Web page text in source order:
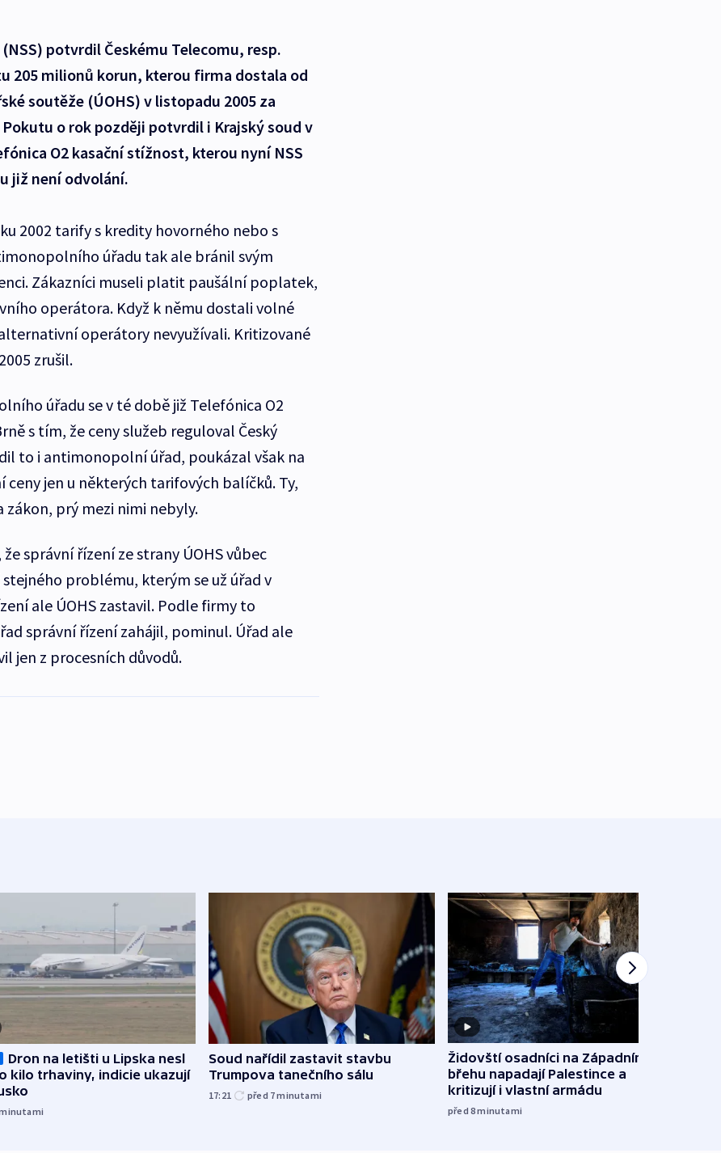
potvrdil Českému Telecomu, resp.
205 milionů korun, kterou firma dostala od
soutěže (ÚOHS) v listopadu 2005 za
o rok později potvrdil i Krajský soud v
O2 kasační stížnost, kterou nyní NSS
již není odvolání.
2002 tarify s kredity hovorného nebo s
úřadu tak ale bránil svým
Zákazníci museli platit paušální poplatek,
operátora. Když k němu dostali volné
operátory nevyužívali. Kritizované
zrušil.
úřadu se v té době již Telefónica O2
s tím, že ceny služeb reguloval Český
to i antimonopolní úřad, poukázal však na
jen u některých tarifových balíčků. Ty,
prý mezi nimi nebyly.
správní řízení ze strany ÚOHS vůbec
problému, kterým se už úřad v
ale ÚOHS zastavil. Podle firmy to
správní řízení zahájil, pominul. Úřad ale
jen z procesních důvodů.
Dron na letišti u Lipska nesl
kilo trhaviny, indicie ukazují
Soud nařídil zastavit stavbu
Trumpova tanečního sálu
17:21 před 7minutami
Židovští osadníci na Západním
břehu napadají Palestince a
kritizují i vlastní armádu
před 8minutami